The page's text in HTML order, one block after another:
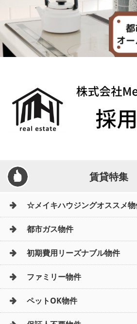
賃貸特集
☆メイキハウジングオススメ
都市ガス物件
初期費用リーズナブル物件
ファミリー物件
ペットOK物件